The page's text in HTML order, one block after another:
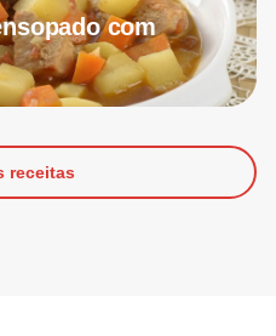
com
receitas